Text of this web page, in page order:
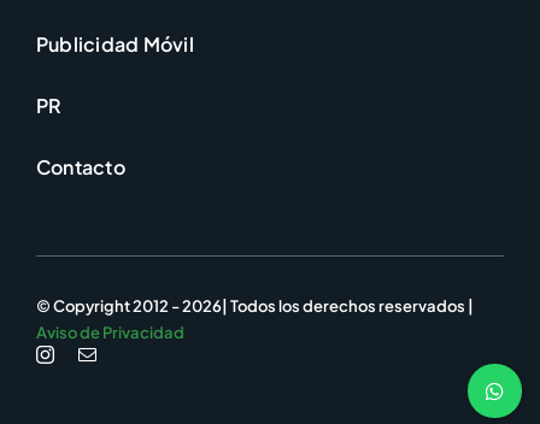
Publicidad Móvil
PR
Contacto
© Copyright 2012 - 2026| Todos los derechos reservados |
Aviso de Privacidad